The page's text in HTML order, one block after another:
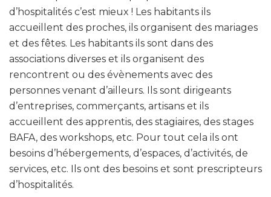
d’hospitalités c’est mieux ! Les habitants ils
accueillent des proches, ils organisent des mariages
et des fêtes. Les habitants ils sont dans des
associations diverses et ils organisent des
rencontrent ou des évènements avec des
personnes venant d’ailleurs. Ils sont dirigeants
d’entreprises, commerçants, artisans et ils
accueillent des apprentis, des stagiaires, des stages
BAFA, des workshops, etc. Pour tout cela ils ont
besoins d’hébergements, d’espaces, d’activités, de
services, etc. Ils ont des besoins et sont prescripteurs
d’hospitalités.